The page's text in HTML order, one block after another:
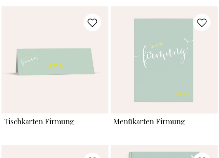
Tischkarten Firmung Menükarten Firmung